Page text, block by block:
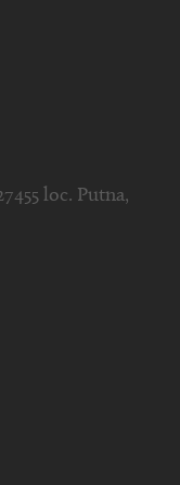
loc. Putna,